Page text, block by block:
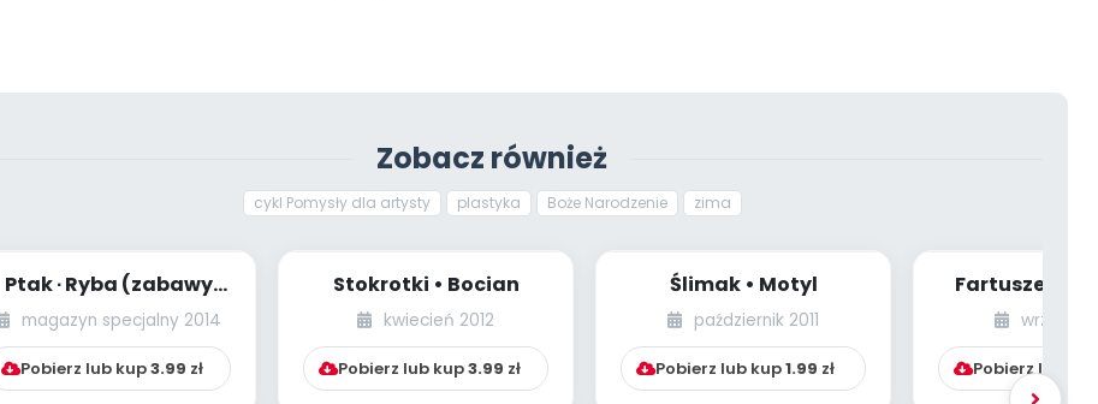
Zobacz również
cykl Pomysły dla artysty plastyka Boże Narodzenie zima
Ptak ∙ Ryba (zabawy
plastyczne)
magazyn specjalny 2014
Pobierz lub kup3.99 zł
Stokrotki • Bocian
kwiecień 2012
Pobierz lub kup3.99 zł
Ślimak • Motyl
październik 2011
Pobierz lub kup1.99 zł
Fartuszek na
plastyczne •
Pani
wrzesień
Pobierz lub